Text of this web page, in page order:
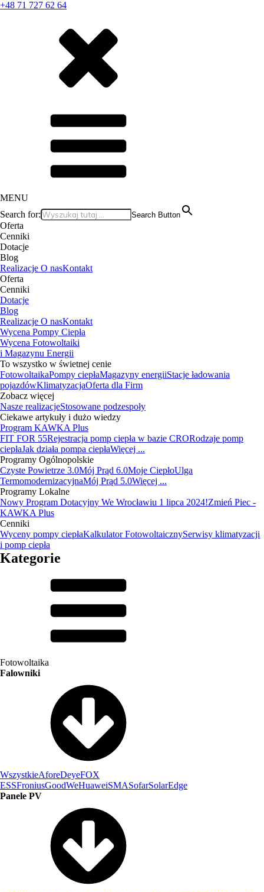
+48 71 727 62 64
MENU
Search for:
Search Button
Oferta
Cenniki
Dotacje
Blog
Realizacje O nasKontakt
Oferta
Cenniki
Dotacje
Blog
Realizacje O nasKontakt
Wycena Pompy Ciepła
Wycena Fotowoltaiki
i Magazynu Energii
To wszystko w świetnej cenie
FotowoltaikaPompy ciepłaMagazyny energiiStacje ładowania
pojazdówKlimatyzacjaOferta dla Firm
Zobacz więcej
Nasze realizacjeStosowane podzespoły
Ciekawe artykuły i dużo wiedzy
Program KAWKA Plus
FIT FOR 55Rejestracja pomp ciepła w bazie CRORodzaje pomp
ciepłaJak działa pompa ciepłaWięcej ...
Programy Ogólnopolskie
Czyste Powietrze 3.0Mój Prąd 6.0Moje CiepłoUlga
TermomodernizacyjnaMój Prąd 5.0Więcej ...
Programy Lokalne
Nowy Program Dotacyjny We Wrocławiu 1 lipca 2024!Zmień Piec -
KAWKA Plus
Cenniki
Wyceny pompy ciepłaKalkulator FotowoltaicznySerwisy klimatyzacji
i pomp ciepła
Kategorie
Fotowoltaika
Falowniki
WszystkieAforeDeyeFOX
ESSFroniusGoodWeHuaweiSMASofarSolarEdge
Panele PV